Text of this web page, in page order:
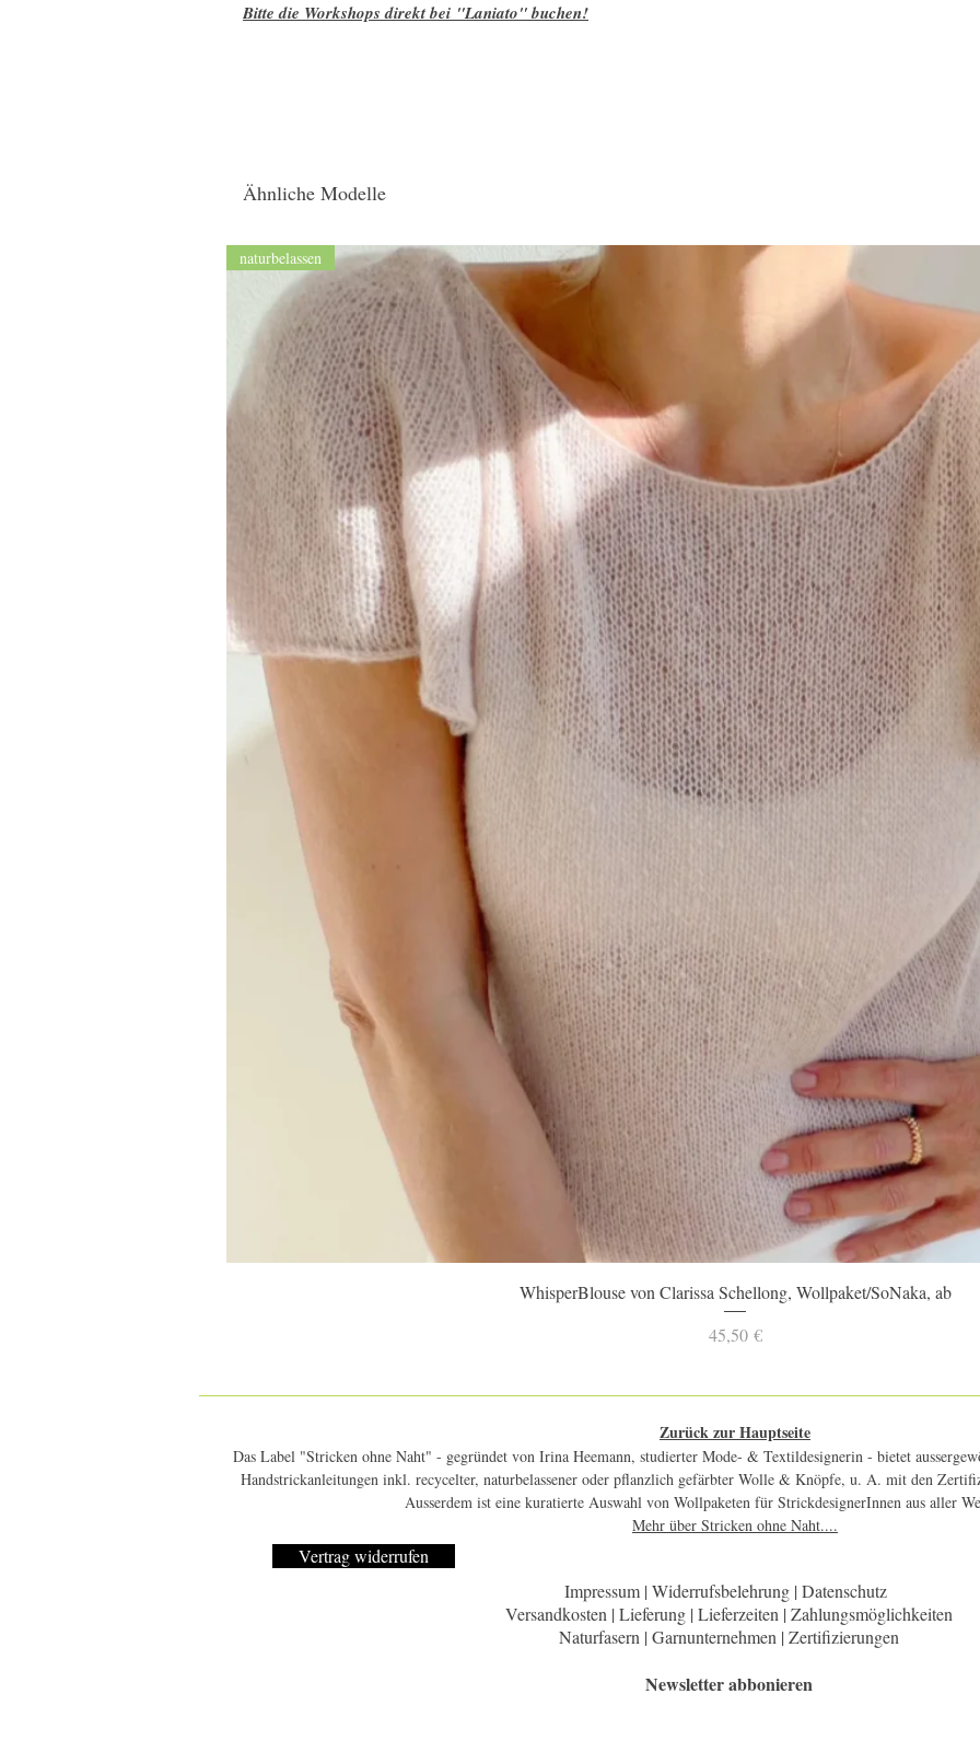
Bitte die Workshops direkt bei "Laniato" buchen!
Ähnliche Modelle
Schnellansicht
naturbelassen
WhisperBlouse von Clarissa Schellong, Wollpaket/SoNaka, ab
Preis
45,50 €
Zurück zur Hauptseite
Das Label "Stricken ohne Naht" - gegründet von Irina Heemann, studierter Mode- & Textildesignerin - bietet
Handstrickanleitungen inkl. recycelter, naturbelassener oder pflanzlich gefärbter Wolle & Knöpfe, u. A. mit den
Ausserdem ist eine kuratierte Auswahl von Wollpaketen für StrickdesignerInnen aus aller
Mehr über Stricken ohne Naht....
Vertrag widerrufen
Impressum | Widerrufsbelehrung | Datenschutz
Versandkosten | Lieferung | Lieferzeiten | Zahlungsmöglichkeiten
Naturfasern | Garnunternehmen | Zertifizierungen
Newsletter abbonieren